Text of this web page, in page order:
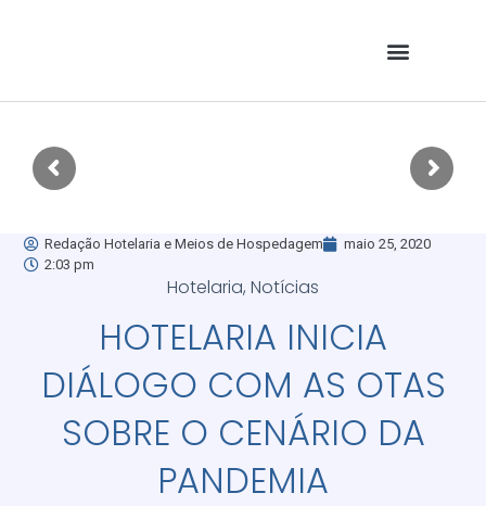
Redação Hotelaria e Meios de Hospedagem
maio 25, 2020
2:03 pm
Hotelaria, Notícias
HOTELARIA INICIA
DIÁLOGO COM AS OTAS
SOBRE O CENÁRIO DA
PANDEMIA